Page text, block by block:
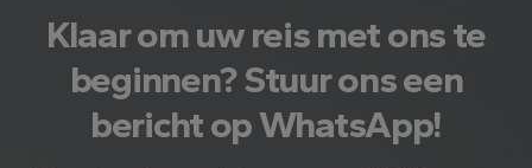
Klaar om uw reis met ons te
beginnen? Stuur ons een
bericht op WhatsApp!